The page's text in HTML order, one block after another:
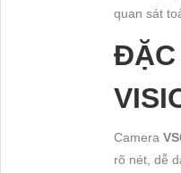
quan sát
ĐẶC
Camera
rõ nét, dễ